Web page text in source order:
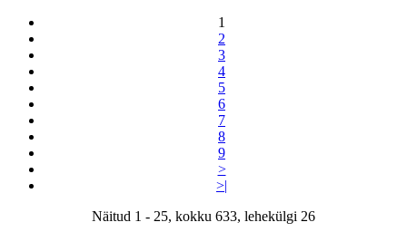
1
2
3
4
5
6
7
8
9
>
>|
Näitud 1 - 25, kokku 633, lehekülgi 26